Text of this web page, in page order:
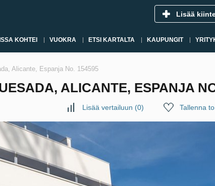
Lisää
KOHTEI VUOKRA ETSI KARTALTA KAUPUNGIT
Alicante, Espanja No. 154595
ALICANTE, ESPANJA
Lisää vertailuun (0) Tallenna